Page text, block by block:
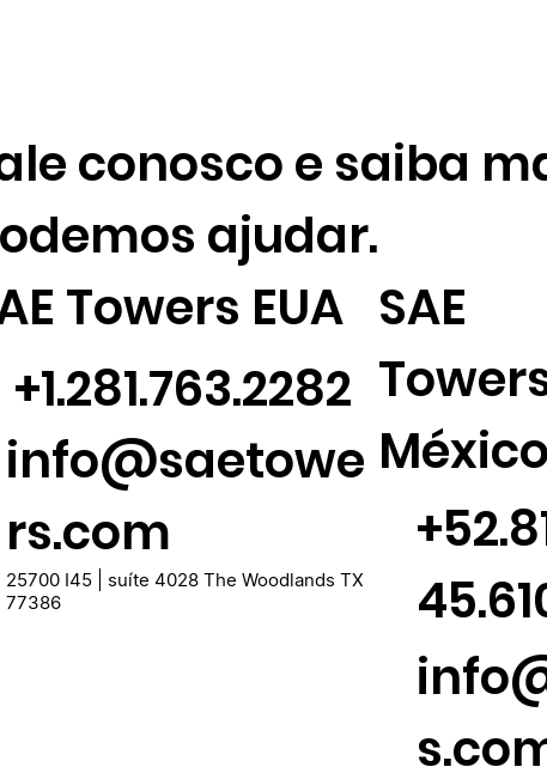
Towers EUA
+1.281.763.2282
info@saetowe
rs.com
25700 I45 | suíte 4028 The Woodlands TX
77386
SAE
México
conosco e saiba
ajudar.